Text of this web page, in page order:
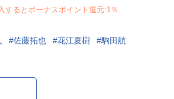
するとボーナスポイント還元:1％
佐藤拓也 花江夏樹
駒田航